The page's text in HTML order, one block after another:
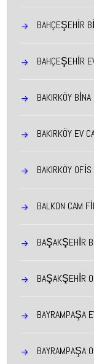
BAHÇEŞEHIR
BAHÇEŞEHIR
BAKIRKÖY
BAKIRKÖY EV
BAKIRKÖY
BALKON CAM
BAŞAKŞEHIR
BAŞAKŞEHIR
BAYRAMPAŞA
BAYRAMPAŞA